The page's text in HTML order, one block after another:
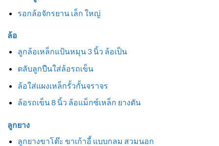
รอกล้อจักรยาน เล็ก ใหญ่
ล้อ
ลูกล้อเหล็กแป้นหมุน 3 นิ้ว ล้อเป็น
ตลับลูกปืนใส่ล้อรถเข็น
ล้อใส่แผงเหล็กรั้วกั้นจราจร
ล้อรถเข็น 8 นิ้ว ล้อแม็กซ์เหล็ก ยางตัน
ลูกยาง
ลูกยางขาโต๊ะ ขาเก้าอี้ แบบกลม สวมนอก